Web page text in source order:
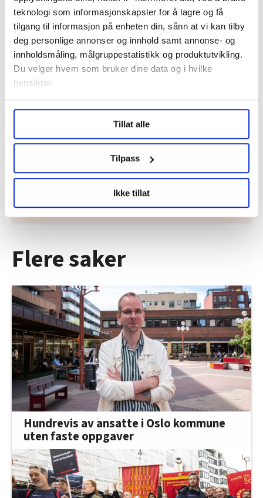
teknologi som informasjonskapsler for å lagre og få
tilgang til informasjon på enheten din, sånn at vi kan tilby
deg personlige annonser og innhold samt annonse- og
innholdsmåling, målgruppestatistikk og produktutvikling.
Du velger hvem som bruker dine data og i hvilke
hensikter.
Undermer infokan du lese om hvordan dine personlige
data behandles og hvordan du kan velge hvordan de skal
brukes. Du kan hele tiden endre eller trekke tilbake ditt
samtykke fra erklæringen om informasjonskapsler.
LO Medias publikasjoner frifagbevegelse.no, hk-nytt.no
og fontene.no bruker informasjonskapsler (cookies) for å
lære hvordan våre nettsider blir brukt slik at vi tilby
relevant innhold, tilpassede annonser og utarbeide
Vi deler bare informasjon om hvordan du bruker
nettstedet med LO Medias egne samarbeidspartnere
oversikten lengre ned på denne siden.
Tillat alle
Tilpass
Ikke tillat
Regionleder Region Indre Øst
Flere saker
Hundrevis av ansatte i Oslo kommune
uten faste oppgaver